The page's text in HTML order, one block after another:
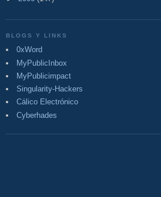
BLOGS Y LINKS
0xWord
MyPublicInbox
MyPublicimpact
Singularity-Hackers
Cálico Electrónico
Cyberhades